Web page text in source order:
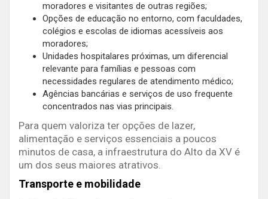
moradores e visitantes de outras regiões;
Opções de educação no entorno, com faculdades,
colégios e escolas de idiomas acessíveis aos
moradores;
Unidades hospitalares próximas, um diferencial
relevante para famílias e pessoas com
necessidades regulares de atendimento médico;
Agências bancárias e serviços de uso frequente
concentrados nas vias principais.
Para quem valoriza ter opções de lazer,
alimentação e serviços essenciais a poucos
minutos de casa, a infraestrutura do Alto da XV é
um dos seus maiores atrativos.
Transporte e mobilidade